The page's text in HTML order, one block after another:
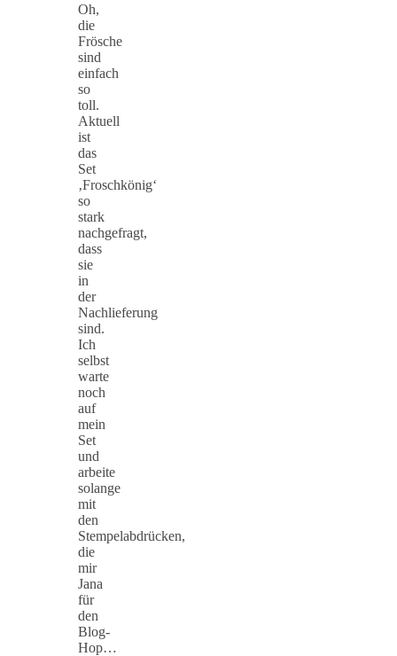
Oh,
die
Frösche
sind
einfach
so
toll.
Aktuell
ist
das
Set
‚Froschkönig‘
so
stark
nachgefragt,
dass
sie
in
der
Nachlieferung
sind.
Ich
selbst
warte
noch
auf
mein
Set
und
arbeite
solange
mit
den
Stempelabdrücken,
die
mir
Jana
für
den
Blog-
Hop…